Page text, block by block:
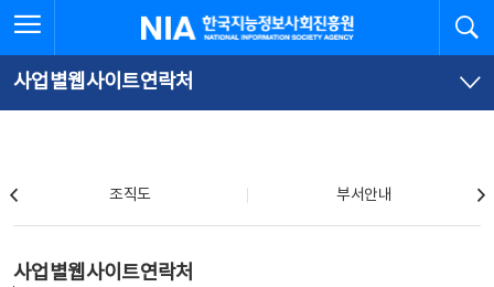
문
로
가
체
뉴
바
가
한국지능정보사회진흥원
사업별웹사이트연락처
조직도 부서안내
사업별웹사이트연락처